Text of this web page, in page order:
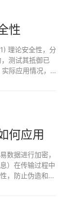
性
理论安全性，分
测试其抵御已
际应用情况，
何应用
数据进行加密，
）在传输过程中
，防止伪造和欺